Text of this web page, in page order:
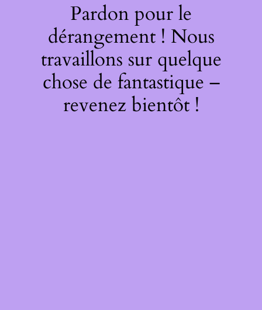
Pardon pour le
dérangement ! Nous
travaillons sur quelque
chose de fantastique –
revenez bientôt !